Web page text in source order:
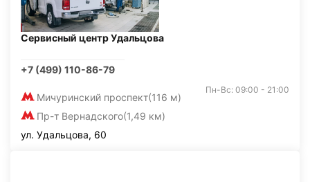
Сервисный центр Удальцова
+7 (499) 110-86-79
Мичуринский проспект(116 м)
Пр-т Вернадского(1,49 км)
Пн-Вс: 09:00 - 21:00
ул. Удальцова, 60